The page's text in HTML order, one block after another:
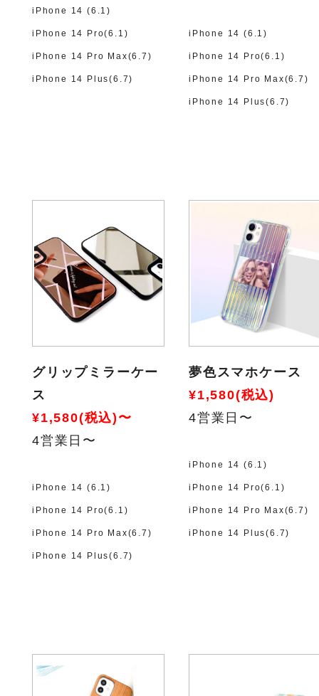
iPhone 14 (6.1)
iPhone 14 Pro(6.1)
iPhone 14 Pro Max(6.7)
iPhone 14 Plus(6.7)
iPhone 14 (6.1)
iPhone 14 Pro(6.1)
iPhone 14 Pro Max(6.7)
iPhone 14 Plus(6.7)
グリップミラーケー
ス
¥1,580(税込)〜
4営業日〜
iPhone 14 (6.1)
iPhone 14 Pro(6.1)
iPhone 14 Pro Max(6.7)
iPhone 14 Plus(6.7)
夢色スマホケース
¥1,580(税込)
4営業日〜
iPhone 14 (6.1)
iPhone 14 Pro(6.1)
iPhone 14 Pro Max(6.7)
iPhone 14 Plus(6.7)